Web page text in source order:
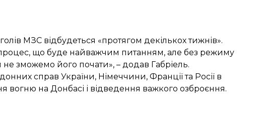
МЗС відбудеться «протягом декількох тижнів».
що буде найважчим питанням, але без режиму
зможемо його почати», – додав Габріель.
справ України, Німеччини, Франції та Росії в
вогню на Донбасі і відведення важкого озброєння.